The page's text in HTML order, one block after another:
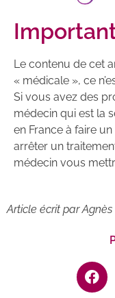
Le contenu de cet
« médicale », ce
Si vous avez des
médecin qui est la
en France à faire
arrêter un
médecin vous
Article écrit par